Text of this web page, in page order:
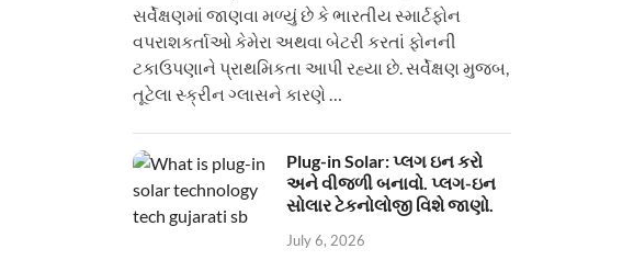
સર્વેક્ષણમાં જાણવા મળ્યું છે કે ભારતીય સ્માર્ટફોન
વપરાશકર્તાઓ કેમેરા અથવા બેટરી કરતાં ફોનની
ટકાઉપણાને પ્રાથમિકતા આપી રહ્યા છે. સર્વેક્ષણ મુજબ,
તૂટેલા સ્ક્રીન ગ્લાસને કારણે …
Plug-in Solar: પ્લગ ઇન કરો
અને વીજળી બનાવો. પ્લગ-ઇન
સોલાર ટેકનોલોજી વિશે જાણો.
July 6, 2026